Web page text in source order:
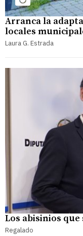
Arranca la
locales
Laura G. Estrada
Los abisinios
Regalado